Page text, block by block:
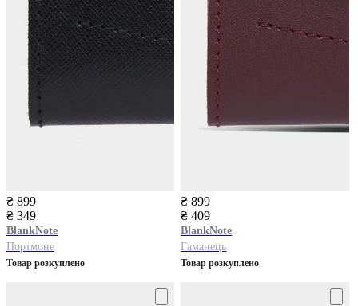
₴ 899
₴ 349
BlankNote
Портмоне
Товар розкуплено
₴ 899
₴ 409
BlankNote
Гаманець
Товар розкуплено